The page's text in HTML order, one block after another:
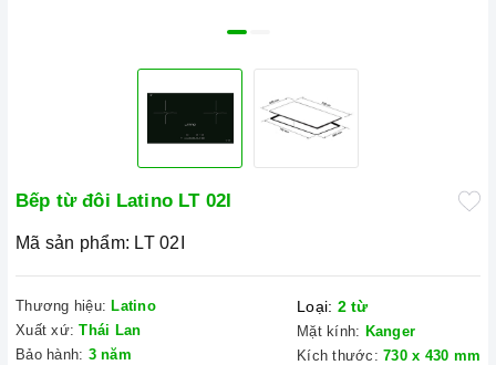
Bếp từ đôi Latino LT 02I
Mã sản phẩm: LT 02I
Thương hiệu: Latino
Xuất xứ: Thái Lan
Bảo hành: 3 năm
Loại: 2 từ
Mặt kính: Kanger
Kích thước: 730 x 430 mm